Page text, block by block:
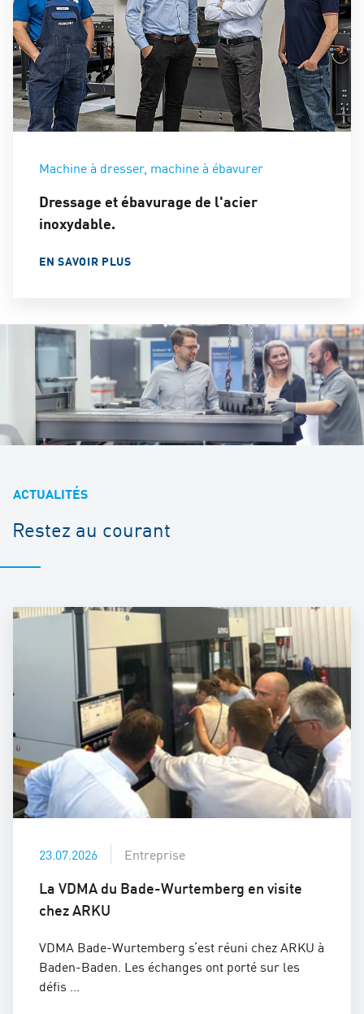
Machine à dresser, machine à ébavurer
Dressage et ébavurage de l'acier
inoxydable.
EN SAVOIR PLUS
ACTUALITÉS
Restez au courant
23.07.2026 Entreprise
La VDMA du Bade-Wurtemberg en visite
chez ARKU
VDMA Bade-Wurtemberg s’est réuni chez ARKU à
Baden-Baden. Les échanges ont porté sur les
défis ...